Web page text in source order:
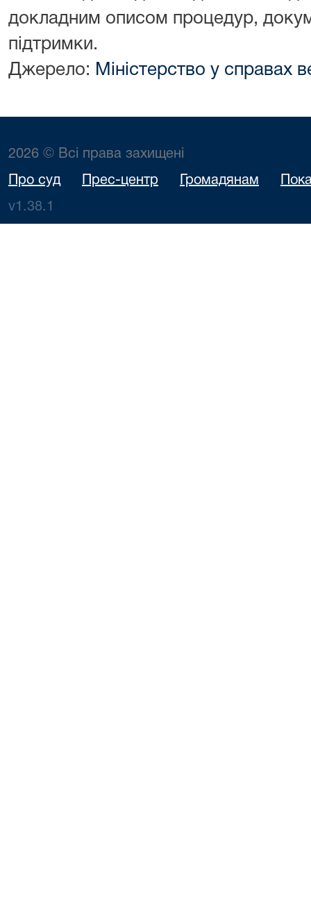
докладним описом процедур,
підтримки.
Джерело: Міністерство у справах
2026 © Всі права захищені
Про суд Прес-центр Громадянам
v1.38.1